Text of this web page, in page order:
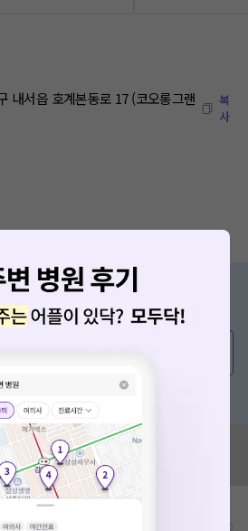
내서읍 호계본동로 17 (코오롱그랜
복
사
궁금한 점이 있나요?
직접 답해드려요!
비스에 다양한 게시글 보러가기
가 있나요?